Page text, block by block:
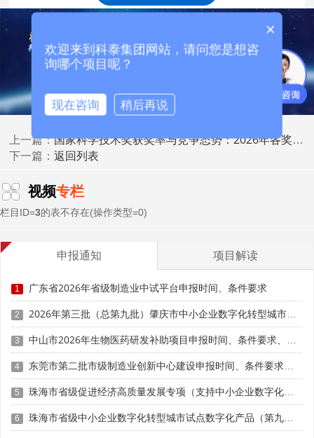
目等国家级科技计划的申报，争取重大科技专项支持;争取承
担国家重大工程、重大专项中的关键技术攻关任务，在国家
重大工程中发挥技术引领作用;参与国防科工、军民融合等领
域的装备研制任务，拓展高技术产业发展空间。
建议获奖单位建立专门的战略对接团队，持续跟踪国家
科技计划和产业政策动态，主动与相关部门和用户单位沟通
政策导向，为获奖成果寻找最适合的应用场景和对接路径。
同时，应当积极参与各类国家级创新平台的建设与申报，借
2.2 撬动社会资本的多元化策略
单位的产业化发展提供充足的资金支持。获奖单位可以通过
多种方式放大资本效应：一是利用获奖成果进行融资，凭借
成果的技术领先性和市场前景，吸引风险投资、产业基金、
私募股权等社会资本;二是通过技术合作、技术入股等方式，
与行业龙头企业建立股权合作关系，借力龙头企业的渠道、
品牌和供应链资源;三是利用科创板、北交所等资本市场渠
道，实现上市融资，获得更加充裕的发展资金。
在资本运作过程中，获奖单位应当注重价值评估的合理
性和信息披露的规范性，确保融资活动依法合规进行。同
时，应当根据企业发展阶段和战略需要，选择最适合的融资
上一篇：国家科学技术奖获奖率与竞争态势：2026年各奖种申报形势分析与应对策略
下一篇：返回列表
视频专栏
栏目ID=3的表不存在(操作类型=0)
申报通知 项目解读
1 广东省2026年省级制造业中试平台申报时间、条件要求
2 2026年第三批（总第九批）肇庆市中小企业数字化转型城市试点数字化改造项目申报时间、条件要求、补助奖励
3 中山市2026年生物医药研发补助项目申报时间、条件要求、奖励标准
4 东莞市第二批市级制造业创新中心建设申报时间、条件要求、扶持奖励
5 珠海市省级促进经济高质量发展专项（支持中小企业数字化转型）“小快轻准”数字化转型项目（第十一批）入库储备申报时间、条件要求、补助奖励
6 珠海市省级中小企业数字化转型城市试点数字化产品（第九批）征集申报时间、条件要求
×
欢迎来到科泰集团网站，请问您是想咨
询哪个项目呢？
现在咨询 稍后再说